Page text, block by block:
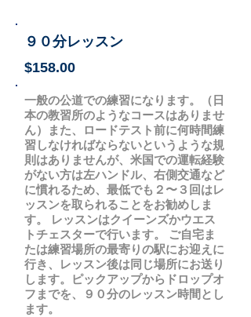
９０分レッスン
$158.00
一般の公道での練習になります。（日
本の教習所のようなコースはありませ
ん）また、ロードテスト前に何時間練
習しなければならないというような規
則はありませんが、米国での運転経験
がない方は左ハンドル、右側交通など
に慣れるため、最低でも２〜３回はレ
ッスンを取られることをお勧めしま
す。 レッスンはクイーンズかウエス
トチェスターで行います。 ご自宅ま
たは練習場所の最寄りの駅にお迎えに
行き、レッスン後は同じ場所にお送り
します。ピックアップからドロップオ
フまでを、９０分のレッスン時間とし
ます。